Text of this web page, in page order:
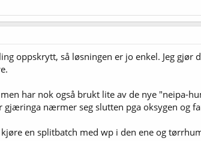
oppskrytt, så løsningen er jo enkel. Jeg
har nok også brukt lite av de nye "neipa-
gjæringa nærmer seg slutten pga oksygen og
en splitbatch med wp i den ene og